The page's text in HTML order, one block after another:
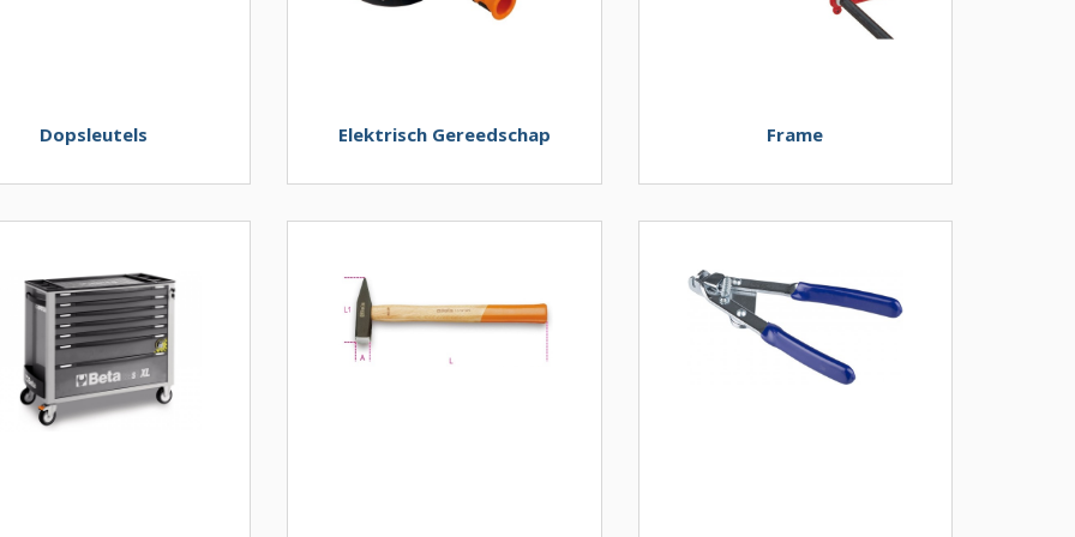
Dopsleutels Elektrisch Gereedschap Frame